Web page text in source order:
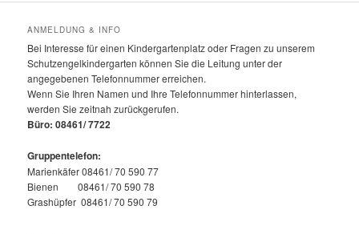
ANMELDUNG & INFO
Bei Interesse für einen Kindergartenplatz oder Fragen zu unserem
Schutzengelkindergarten können Sie die Leitung unter der
angegebenen Telefonnummer erreichen.
Wenn Sie Ihren Namen und Ihre Telefonnummer hinterlassen,
werden Sie zeitnah zurückgerufen.
Büro: 08461/ 7722
Gruppentelefon:
Marienkäfer 08461/ 70 590 77
Bienen 08461/ 70 590 78
Grashüpfer 08461/ 70 590 79